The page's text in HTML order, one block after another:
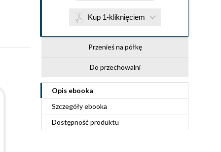
Kup 1-kliknięciem
Przenieś na półkę
Do przechowalni
Opis ebooka
Szczegółyebooka
Dostępność produktu